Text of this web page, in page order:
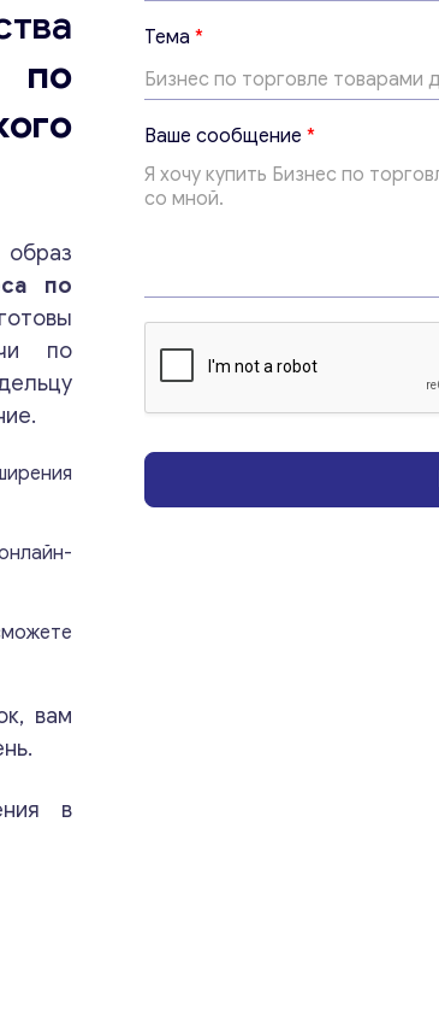
Консультация
нам запрос, и мы свяжемся с вами в
ближайшее время.
по
по
готовы
по
вам
в
Т
е
м
а
*
E
m
a
Тема *
Ваше сообщение *